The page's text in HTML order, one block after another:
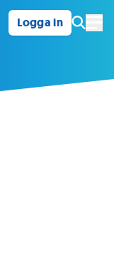
Logga in